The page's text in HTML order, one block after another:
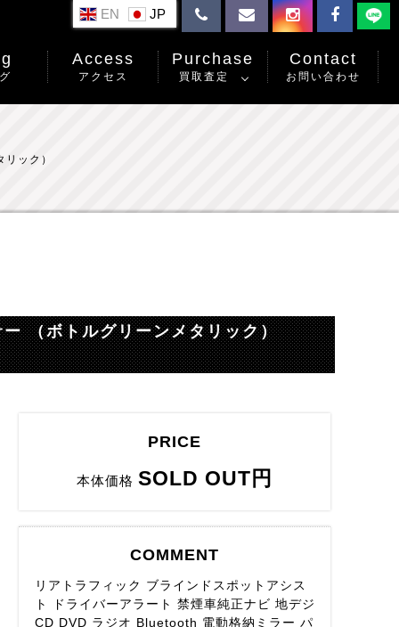
Access
アクセス
Purchase
買取査定
Contact
お問い合わせ
EN
ック）
（ボトルグリーンメタリック）
PRICE
本体価格 SOLD OUT円
COMMENT
リアトラフィック ブラインドスポットアシス
ト ドライバーアラート 禁煙車純正ナビ 地デジ
CD DVD ラジオ Bluetooth 電動格納ミラー パ